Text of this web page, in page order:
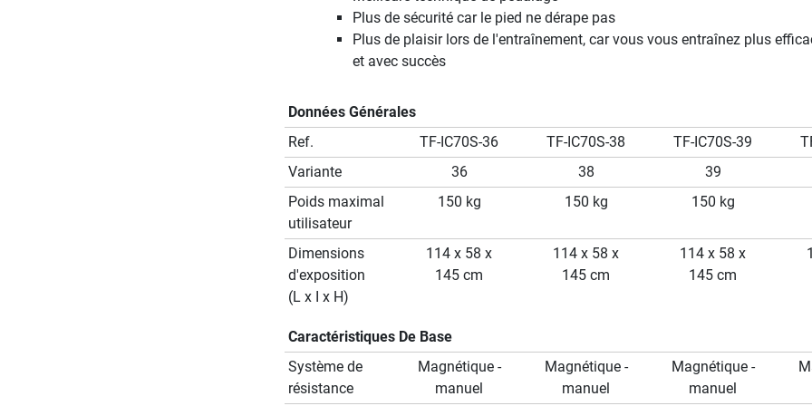
Plus de sécurité car le pied ne dérape pas
Plus de plaisir lors de l'entraînement, car vous vous entraînez plus
et avec succès
Données Générales
Ref.
TF-IC70S-36 TF-IC70S-38 TF-IC70S-39
Variante
36 38 39
Poids maximal
utilisateur
150 kg 150 kg 150 kg
Dimensions
d'exposition
(L x I x H)
114 x 58 x
145 cm
114 x 58 x
145 cm
114 x 58 x
145 cm
Caractéristiques De Base
Système de
résistance
Magnétique -
manuel
Magnétique -
manuel
Magnétique -
manuel